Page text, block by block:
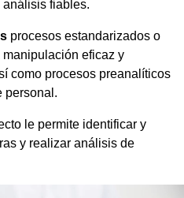
fiables.
procesos estandarizados o
eficaz y
como procesos preanalíticos
personal.
le permite identificar y
y realizar análisis de